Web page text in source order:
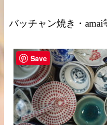
バッチャン焼き・amai
Save